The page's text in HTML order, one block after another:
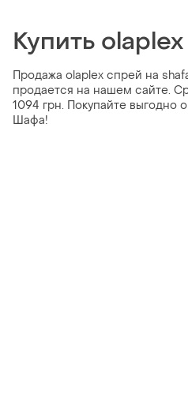
Купить
Продажа olaplex спрей на
продается на нашем сайте.
1094 грн. Покупайте выгодно
Шафа!